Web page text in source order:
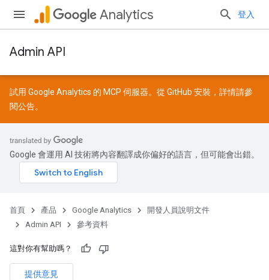
Analytics 登入
Admin API
試用 Google Analytics 的 MCP 伺服器。從 GitHub 安裝，詳情請參
閱公告。
Google 會運用 AI 技術將內容翻譯成你偏好的語言，但可能會出錯。
首頁 產品 Google Analytics
開發人員說明文件
Admin API
參考資料
這對你有幫助嗎？
提供意見